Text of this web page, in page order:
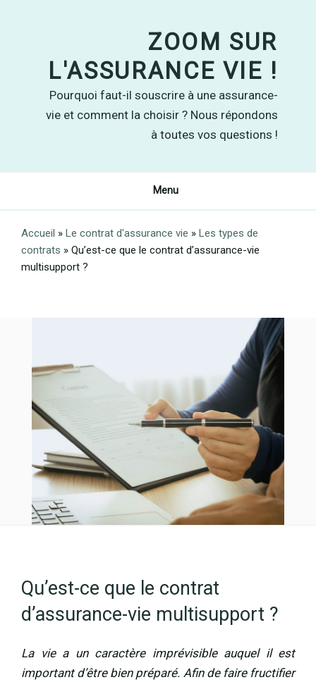
ZOOM SUR
L'ASSURANCE VIE !
Pourquoi faut-il souscrire à une assurance-
vie et comment la choisir ? Nous répondons
à toutes vos questions !
Menu
Accueil » Le contrat d'assurance vie » Les types de
contrats » Qu’est-ce que le contrat d’assurance-vie
multisupport ?
Qu’est-ce que le contrat
d’assurance-vie multisupport ?
La vie a un caractère imprévisible auquel il est
important d’être bien préparé. Afin de faire fructifier